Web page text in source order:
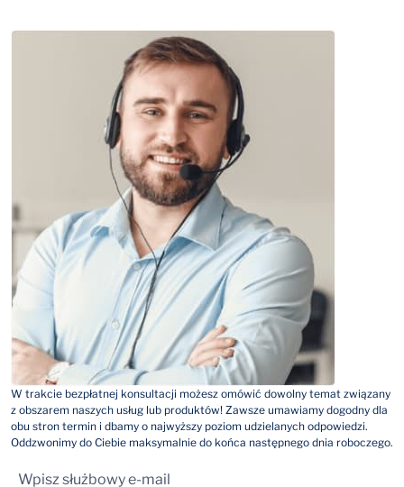
W trakcie bezpłatnej konsultacji możesz omówić dowolny temat związany
z obszarem naszych usług lub produktów! Zawsze umawiamy dogodny dla
obu stron termin i dbamy o najwyższy poziom udzielanych odpowiedzi.
Oddzwonimy do Ciebie maksymalnie do końca następnego dnia roboczego.